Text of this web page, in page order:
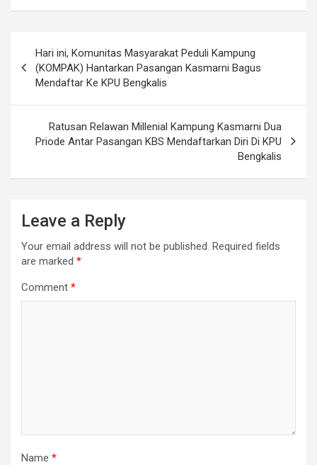
navigation
Hari ini, Komunitas Masyarakat Peduli Kampung
(KOMPAK) Hantarkan Pasangan Kasmarni Bagus
Mendaftar Ke KPU Bengkalis
Ratusan Relawan Millenial Kampung Kasmarni Dua
Priode Antar Pasangan KBS Mendaftarkan Diri Di KPU
Bengkalis
Leave a Reply
Your email address will not be published. Required fields
are marked *
Comment *
Name *